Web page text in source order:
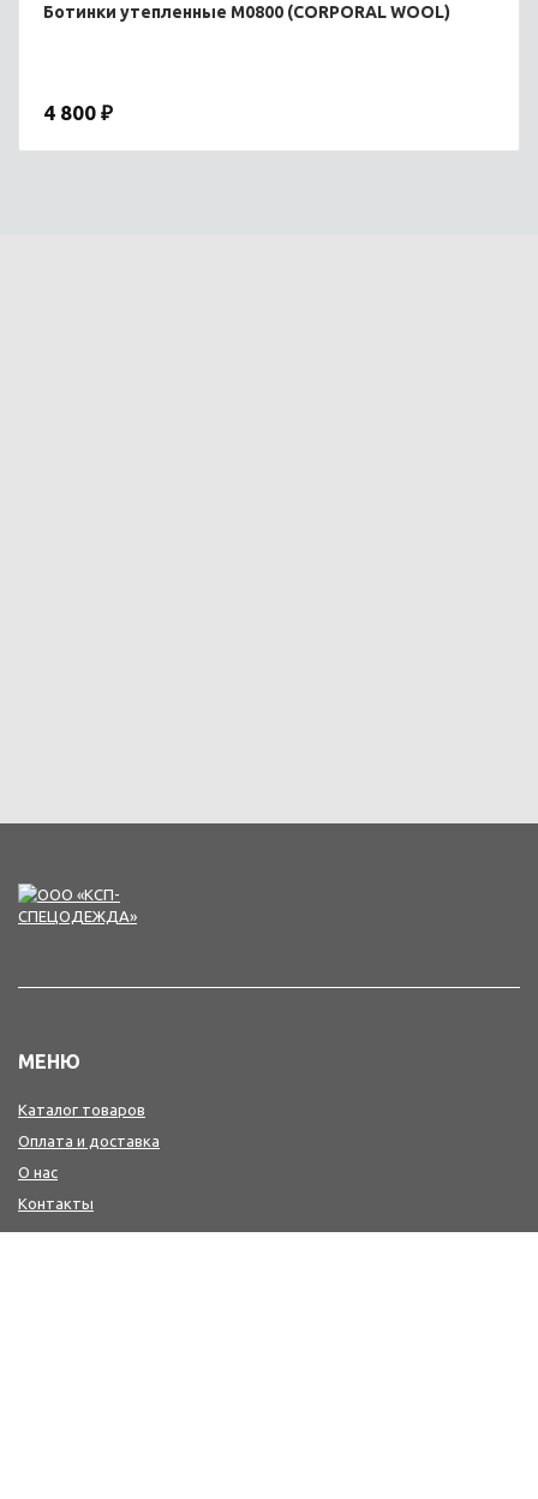
Ботинки утепленные М0800 (CORPORAL WOOL)
4 800 ₽
МЕНЮ
Каталог товаров
Оплата и доставка
О нас
Контакты